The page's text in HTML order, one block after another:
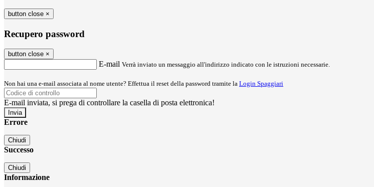
button close ×
Recupero password
button close ×
E-mail Verrà inviato un messaggio all'indirizzo indicato con le istruzioni necessarie.
Non hai una e-mail associata al nome utente? Effettua il reset della password tramite la Login Spaggiari
E-mail inviata, si prega di controllare la casella di posta elettronica!
Errore
Chiudi
Successo
Chiudi
Informazione